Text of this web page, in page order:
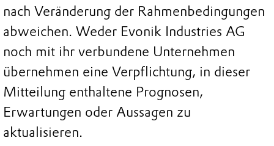
nach Veränderung der Rahmenbedingungen
abweichen. Weder Evonik Industries AG
noch mit ihr verbundene Unternehmen
übernehmen eine Verpflichtung, in dieser
Mitteilung enthaltene Prognosen,
Erwartungen oder Aussagen zu
aktualisieren.